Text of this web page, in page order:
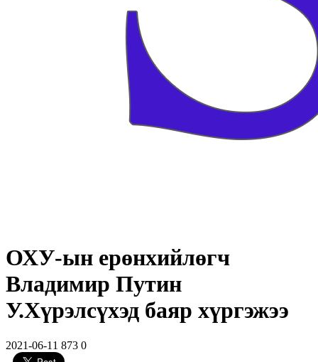
ОХУ-ын ерөнхийлөгч
Владимир Путин
У.Хүрэлсүхэд баяр хүргэжээ
2021-06-11 873 0